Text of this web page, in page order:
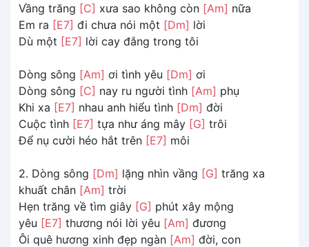
Vầng trăng [C] xưa sao không còn [Am] nữa
Em ra [E7] đi chưa nói một [Dm] lời
Dù một [E7] lời cay đắng trong tôi
Dòng sông [Am] ơi tình yêu [Dm] ơi
Dòng sông [C] nay ru người tình [Am] phụ
Khi xa [E7] nhau anh hiểu tình [Dm] đời
Cuộc tình [E7] tựa như áng mây [G] trôi
Để nụ cười héo hắt trên [E7] môi
2. Dòng sông [Dm] lặng nhìn vầng [G] trăng xa
khuất chân [Am] trời
Hẹn trăng về tìm giây [G] phút xây mộng
yêu [E7] thương nói lời yêu [Am] đương
Ôi quê hương xinh đẹp ngàn [Am] đời, con